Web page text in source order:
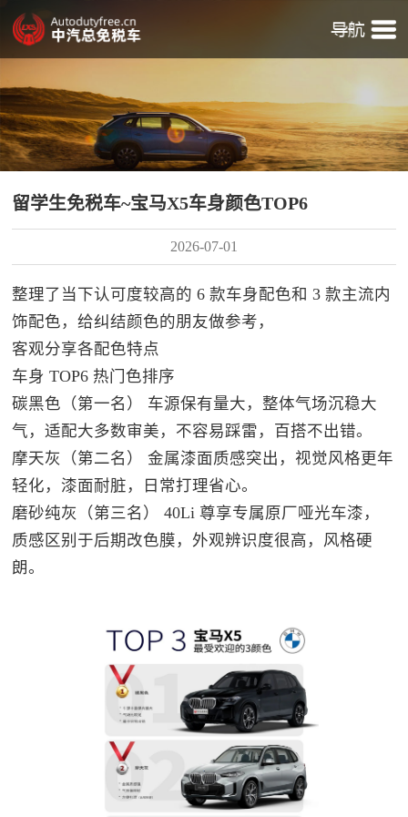
留学生免税车~宝马X5车身颜色TOP6
2026-07-01
整理了当下认可度较高的 6 款车身配色和 3 款主流内
饰配色，给纠结颜色的朋友做参考，
客观分享各配色特点
车身 TOP6 热门色排序
碳黑色（第一名） 车源保有量大，整体气场沉稳大
气，适配大多数审美，不容易踩雷，百搭不出错。
摩天灰（第二名） 金属漆面质感突出，视觉风格更年
轻化，漆面耐脏，日常打理省心。
磨砂纯灰（第三名） 40Li 尊享专属原厂哑光车漆，
质感区别于后期改色膜，外观辨识度很高，风格硬
朗。